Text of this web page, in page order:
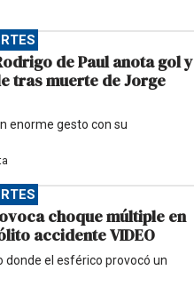
de Paul anota gol y
tras muerte de Jorge
enorme gesto con su
choque múltiple en
accidente VIDEO
donde el esférico provocó un